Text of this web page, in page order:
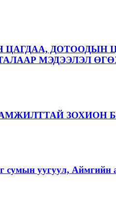
ДОТООДЫН
МЭДЭЭЛЭЛ
ЗОХИОН
уугуул, Аймгийн